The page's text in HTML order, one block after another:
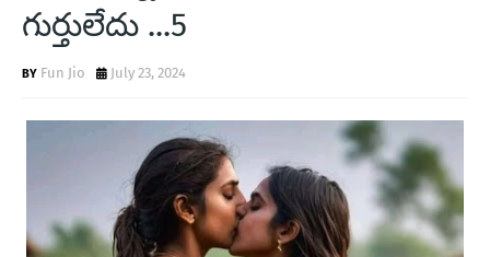
గుర్తులేదు ...5
Fun Jio July 23, 2024